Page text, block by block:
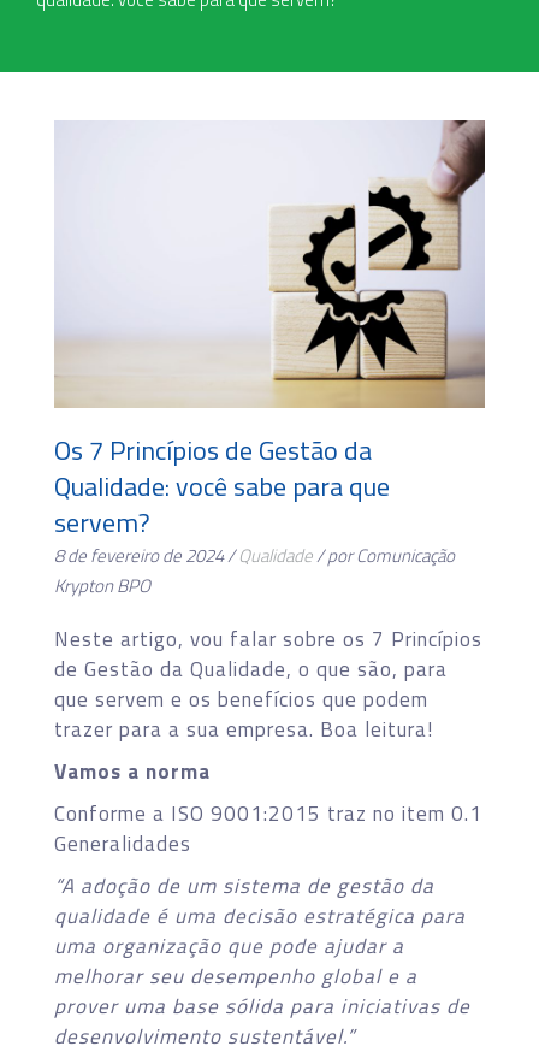
Os 7 Princípios de Gestão da
Qualidade: você sabe para que
servem?
8 de fevereiro de 2024 /Qualidade/ por Comunicação
Krypton BPO
Neste artigo, vou falar sobre os 7 Princípios
de Gestão da Qualidade, o que são, para
que servem e os benefícios que podem
trazer para a sua empresa. Boa leitura!
Vamos a norma
Conforme a ISO 9001:2015 traz no item 0.1
Generalidades
“A adoção de um sistema de gestão da
qualidade é uma decisão estratégica para
uma organização que pode ajudar a
melhorar seu desempenho global e a
prover uma base sólida para iniciativas de
desenvolvimento sustentável.”